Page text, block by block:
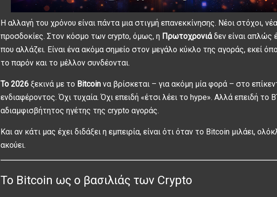
Η αλλαγή του χρόνου είναι πάντα μια στιγμή επανεκκίνησης. Νέοι στόχοι,
προσδοκίες. Στον κόσμο των crypto, όμως, η Πρωτοχρονιάδεν είναι απλώς
που αλλάζει. Είναι ένα ακόμα σημείο στον μεγάλο κύκλο της αγοράς, εκεί
το παρόν και το μέλλον συνδέονται.
Το 2026 ξεκινά με το Bitcoin να βρίσκεται – για ακόμη μία φορά – στο
ενδιαφέροντος. Όχι τυχαία. Όχι επειδή «έτσι λέει το hype». Αλλά επειδή το
αδιαμφισβήτητος ηγέτης της crypto αγοράς.
Και αν κάτι μας έχει διδάξει η εμπειρία, είναι ότι όταν το Bitcoin μιλάει,
ακούει.
Το Bitcoin ως ο βασιλιάς των Crypto